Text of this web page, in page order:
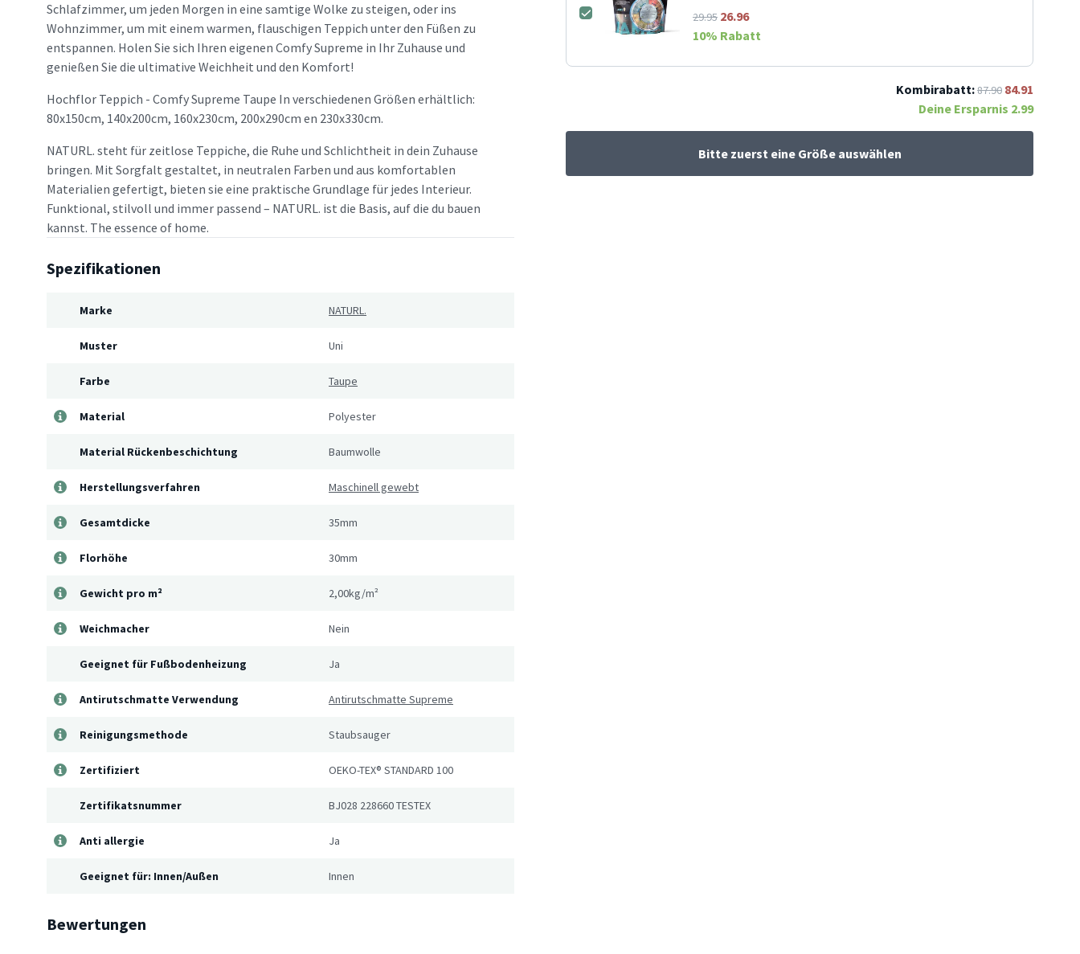
Schlafzimmer, um jeden Morgen in eine samtige Wolke zu steigen, oder ins
Wohnzimmer, um mit einem warmen, flauschigen Teppich unter den Füßen zu
entspannen. Holen Sie sich Ihren eigenen Comfy Supreme in Ihr Zuhause und
genießen Sie die ultimative Weichheit und den Komfort!
Hochflor Teppich - Comfy Supreme Taupe In verschiedenen Größen erhältlich:
80x150cm, 140x200cm, 160x230cm, 200x290cm en 230x330cm.
NATURL. steht für zeitlose Teppiche, die Ruhe und Schlichtheit in dein Zuhause
bringen. Mit Sorgfalt gestaltet, in neutralen Farben und aus komfortablen
Materialien gefertigt, bieten sie eine praktische Grundlage für jedes Interieur.
Funktional, stilvoll und immer passend – NATURL. ist die Basis, auf die du bauen
kannst. The essence of home.
Spezifikationen
Marke NATURL.
Muster Uni
Farbe Taupe
Material Polyester
Material Rückenbeschichtung Baumwolle
Herstellungsverfahren Maschinell gewebt
Gesamtdicke 35mm
Florhöhe 30mm
Gewicht pro m² 2,00kg/m²
Weichmacher Nein
Geeignet für Fußbodenheizung Ja
Antirutschmatte Verwendung Antirutschmatte Supreme
Reinigungsmethode Staubsauger
Zertifiziert OEKO-TEX® STANDARD 100
Zertifikatsnummer BJ028 228660 TESTEX
Anti allergie Ja
Geeignet für: Innen/Außen Innen
Bewertungen
29.95 26.96
10% Rabatt
Kombirabatt:87.90 84.91
Deine Ersparnis 2.99
Bitte zuerst eine Größe auswählen